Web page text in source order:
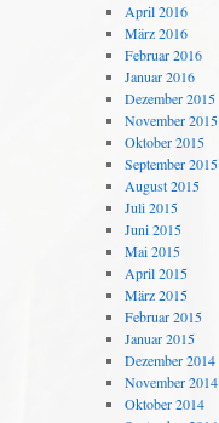
April 2016
März 2016
Februar 2016
Januar 2016
Dezember 2015
November 2015
Oktober 2015
September 2015
August 2015
Juli 2015
Juni 2015
Mai 2015
April 2015
März 2015
Februar 2015
Januar 2015
Dezember 2014
November 2014
Oktober 2014